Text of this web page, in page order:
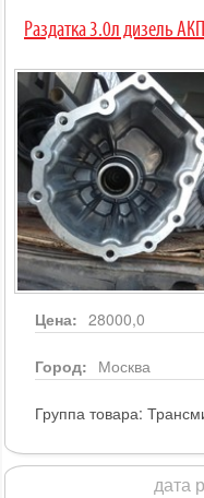
Раздатка 3.0л дизель
Цена: 28000,0
Город: Москва
Группа товара:
дата